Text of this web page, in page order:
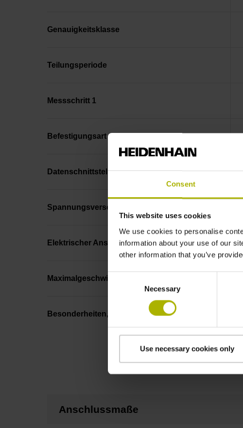
Consent
This website uses cookies
We use cookies to personalise
information about your use of our
other information that you’ve
Necessary
Use necessary cookies only
Genauigkeitsklasse
Teilungsperiode
Messschritt 1
Befestigungsart
Datenschnittstelle
Spannungsversorgung
Elektrischer Anschluss
Maximalgeschwindigkeit
Besonderheiten, Längenmessgerät
Anschlussmaße